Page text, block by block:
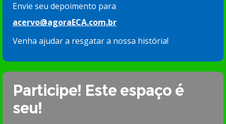
Envie seu depoimento para
acervo@agoraECA.com.br
Venha ajudar a resgatar a nossa história!
Participe! Este espaço é
seu!